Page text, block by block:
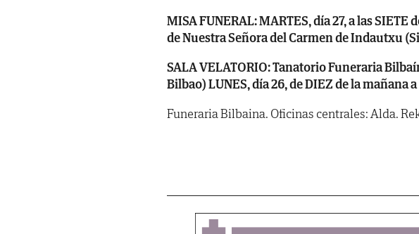
MISA FUNERAL: MARTES, día 27, a las
de Nuestra Señora del Carmen de Indautxu
SALA VELATORIO: Tanatorio Funeraria
Bilbao) LUNES, día 26, de DIEZ de la mañana
Funeraria Bilbaina. Oficinas centrales: Alda.